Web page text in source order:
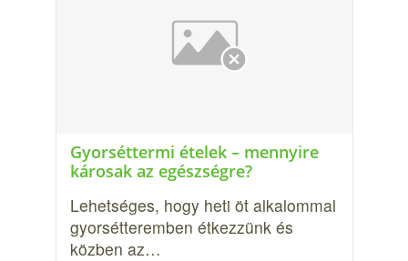
Gyorséttermi ételek – mennyire
károsak az egészségre?
Lehetséges, hogy heti öt al­kalommal
gyorsétteremben étkezzünk és
közben az…